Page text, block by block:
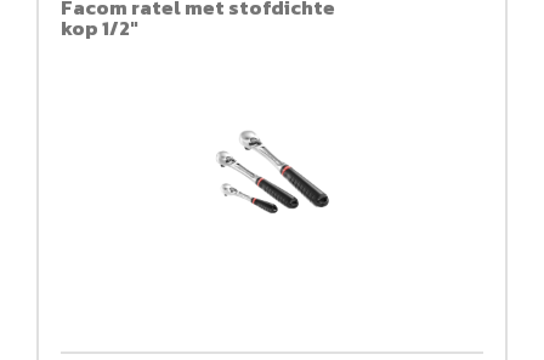
Facom ratel met stofdichte
kop 1/2"